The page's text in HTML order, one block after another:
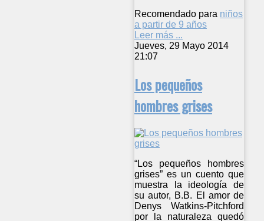
Recomendado para niños
a partir de 9 años
Leer más ...
Jueves, 29 Mayo 2014
21:07
Los pequeños
hombres grises
“Los pequeños hombres
grises” es un cuento que
muestra la ideología de
su autor, B.B. El amor de
Denys Watkins-Pitchford
por la naturaleza quedó